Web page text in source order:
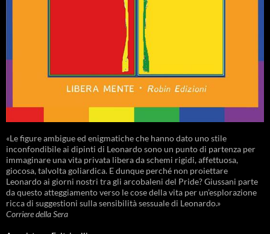
«Le figure ambigue ed enigmatiche che hanno dato uno stile
inconfondibile ai dipinti di Leonardo sono un punto di partenza per
immaginare una vita privata libera da schemi rigidi, affettuosa,
giocosa, talvolta goliardica. E dunque perché non proiettare
Leonardo ai giorni nostri tra gli arcobaleni del Pride? Giussani parte
da questo atteggiamento verso le cose della vita per un’esplorazione
ricca di suggestioni sulla sensibilità sessuale di Leonardo.»
Corriere della Sera